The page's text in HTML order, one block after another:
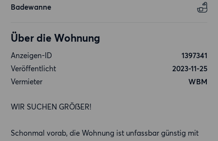
Badewanne
Über die Wohnung
Anzeigen-ID
1397341
Veröffentlicht
2023-11-25
Vermieter
WBM
WIR SUCHEN GRÖßER!
Schonmal vorab, die Wohnung ist unfassbar günstig mit